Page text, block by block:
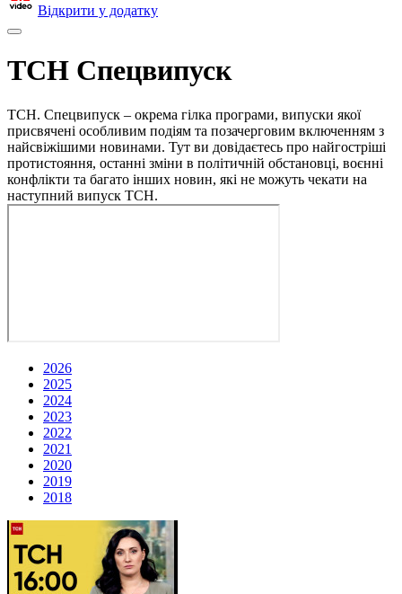
Відкрити у додатку
ТСН Спецвипуск
ТСН. Спецвипуск – окрема гілка програми, випуски якої
присвячені особливим подіям та позачерговим включенням з
найсвіжішими новинами. Тут ви довідаєтесь про найгостріші
протистояння, останні зміни в політичній обстановці, воєнні
конфлікти та багато інших новин, які не можуть чекати на
наступний випуск ТСН.
2026
2025
2024
2023
2022
2021
2020
2019
2018